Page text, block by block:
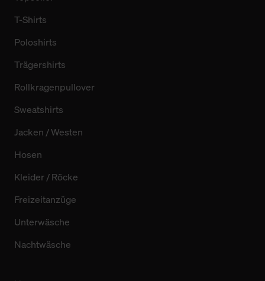
T-Shirts
Poloshirts
Trägershirts
Rollkragenpullover
Sweatshirts
Jacken / Westen
Hosen
Kleider / Röcke
Freizeitanzüge
Unterwäsche
Nachtwäsche